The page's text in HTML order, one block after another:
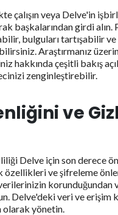
çalışın veya Delve'in
başkalarından girdi alın.
bulguları tartışabilir
Araştırmanız
hakkında çeşitli bakış
zenginleştirebilir.
ve
Delve için son derece
ve şifreleme
korunduğundan
Delve'deki veri ve erişim
olarak yönetin.